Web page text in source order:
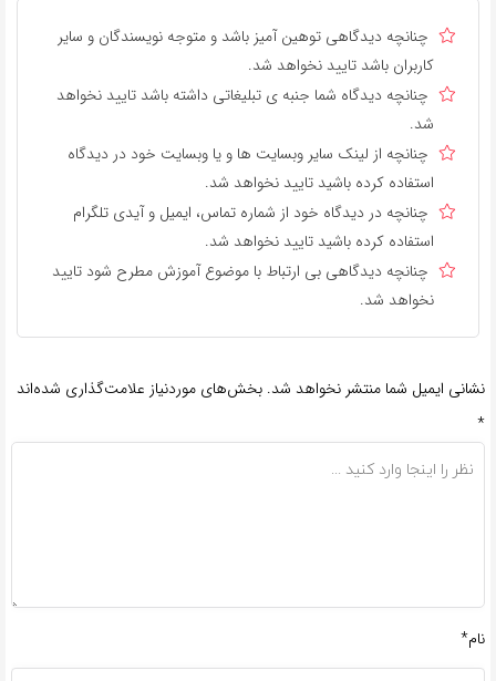
چنانچه دیدگاهی توهین آمیز باشد و متوجه نویسندگان و سایر
کاربران باشد تایید نخواهد شد.
چنانچه دیدگاه شما جنبه ی تبلیغاتی داشته باشد تایید نخواهد
شد.
چنانچه از لینک سایر وبسایت ها و یا وبسایت خود در دیدگاه
استفاده کرده باشید تایید نخواهد شد.
چنانچه در دیدگاه خود از شماره تماس، ایمیل و آیدی تلگرام
استفاده کرده باشید تایید نخواهد شد.
چنانچه دیدگاهی بی ارتباط با موضوع آموزش مطرح شود تایید
نخواهد شد.
نشانی ایمیل شما منتشر نخواهد شد. بخش‌های موردنیاز علامت‌گذاری شده‌اند
*
نام*